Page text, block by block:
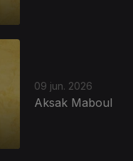
09 jun. 2026
Aksak Maboul